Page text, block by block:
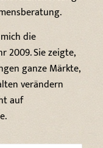
die
2009. Sie zeigte,
ganze Märkte,
verändern
auf